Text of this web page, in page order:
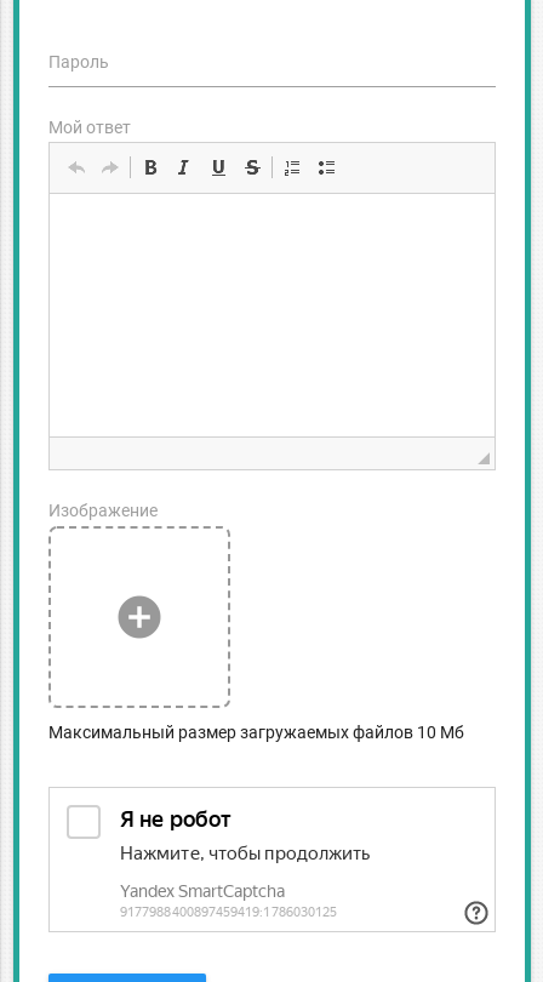
Пароль
Мой ответ
add_circle
Изображение
Максимальный размер загружаемых файлов 10 Мб